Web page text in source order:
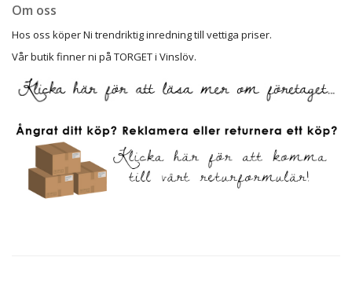
Om oss
Hos oss köper Ni trendriktig inredning till vettiga priser.
Vår butik finner ni på TORGET i Vinslöv.